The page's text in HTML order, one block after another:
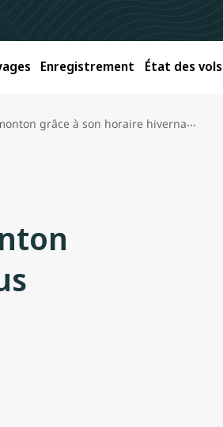
Enregistrement État des vols
hivernal le plus important de l'histoire